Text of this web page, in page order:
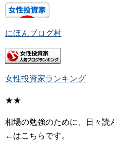
にほんブログ村
女性投資家ランキング
★★
相場の勉強のために、日々読
←はこちらです。